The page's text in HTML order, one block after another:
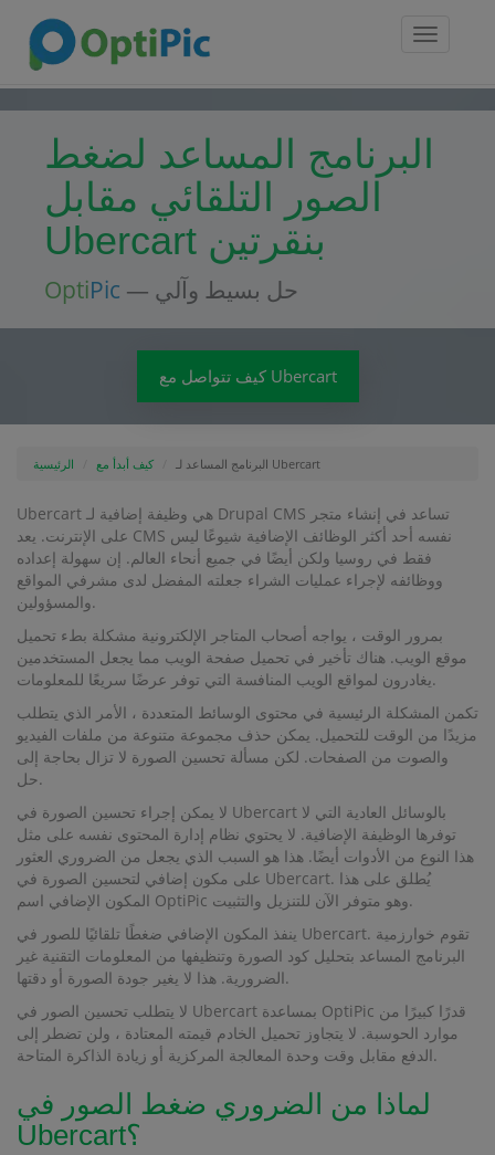
Toggle
البرنامج المساعد لضغط
الصور التلقائي مقابل
Ubercart بنقرتين
OptiPic — حل بسيط وآلي
كيف تتواصل مع Ubercart
الرئيسية كيف أبدأ مع البرنامج المساعد لـ Ubercart
Ubercart هي وظيفة إضافية لـ Drupal CMS تساعد في إنشاء متجر
على الإنترنت. يعد CMS نفسه أحد أكثر الوظائف الإضافية شيوعًا ليس
فقط في روسيا ولكن أيضًا في جميع أنحاء العالم. إن سهولة إعداده
ووظائفه لإجراء عمليات الشراء جعلته المفضل لدى مشرفي المواقع
والمسؤولين.
بمرور الوقت ، يواجه أصحاب المتاجر الإلكترونية مشكلة بطء تحميل
موقع الويب. هناك تأخير في تحميل صفحة الويب مما يجعل المستخدمين
يغادرون لمواقع الويب المنافسة التي توفر عرضًا سريعًا للمعلومات.
تكمن المشكلة الرئيسية في محتوى الوسائط المتعددة ، الأمر الذي يتطلب
مزيدًا من الوقت للتحميل. يمكن حذف مجموعة متنوعة من ملفات الفيديو
والصوت من الصفحات. لكن مسألة تحسين الصورة لا تزال بحاجة إلى
حل.
لا يمكن إجراء تحسين الصورة في Ubercart بالوسائل العادية التي لا
توفرها الوظيفة الإضافية. لا يحتوي نظام إدارة المحتوى نفسه على مثل
هذا النوع من الأدوات أيضًا. هذا هو السبب الذي يجعل من الضروري العثور
على مكون إضافي لتحسين الصورة في Ubercart. يُطلق على هذا
المكون الإضافي اسم OptiPic وهو متوفر الآن للتنزيل والتثبيت.
ينفذ المكون الإضافي ضغطًا تلقائيًا للصور في Ubercart. تقوم خوارزمية
البرنامج المساعد بتحليل كود الصورة وتنظيفها من المعلومات التقنية غير
الضرورية. هذا لا يغير جودة الصورة أو دقتها.
لا يتطلب تحسين الصور في Ubercart بمساعدة OptiPic قدرًا كبيرًا من
موارد الحوسبة. لا يتجاوز تحميل الخادم قيمته المعتادة ، ولن تضطر إلى
الدفع مقابل وقت وحدة المعالجة المركزية أو زيادة الذاكرة المتاحة.
لماذا من الضروري ضغط الصور في
Ubercart؟